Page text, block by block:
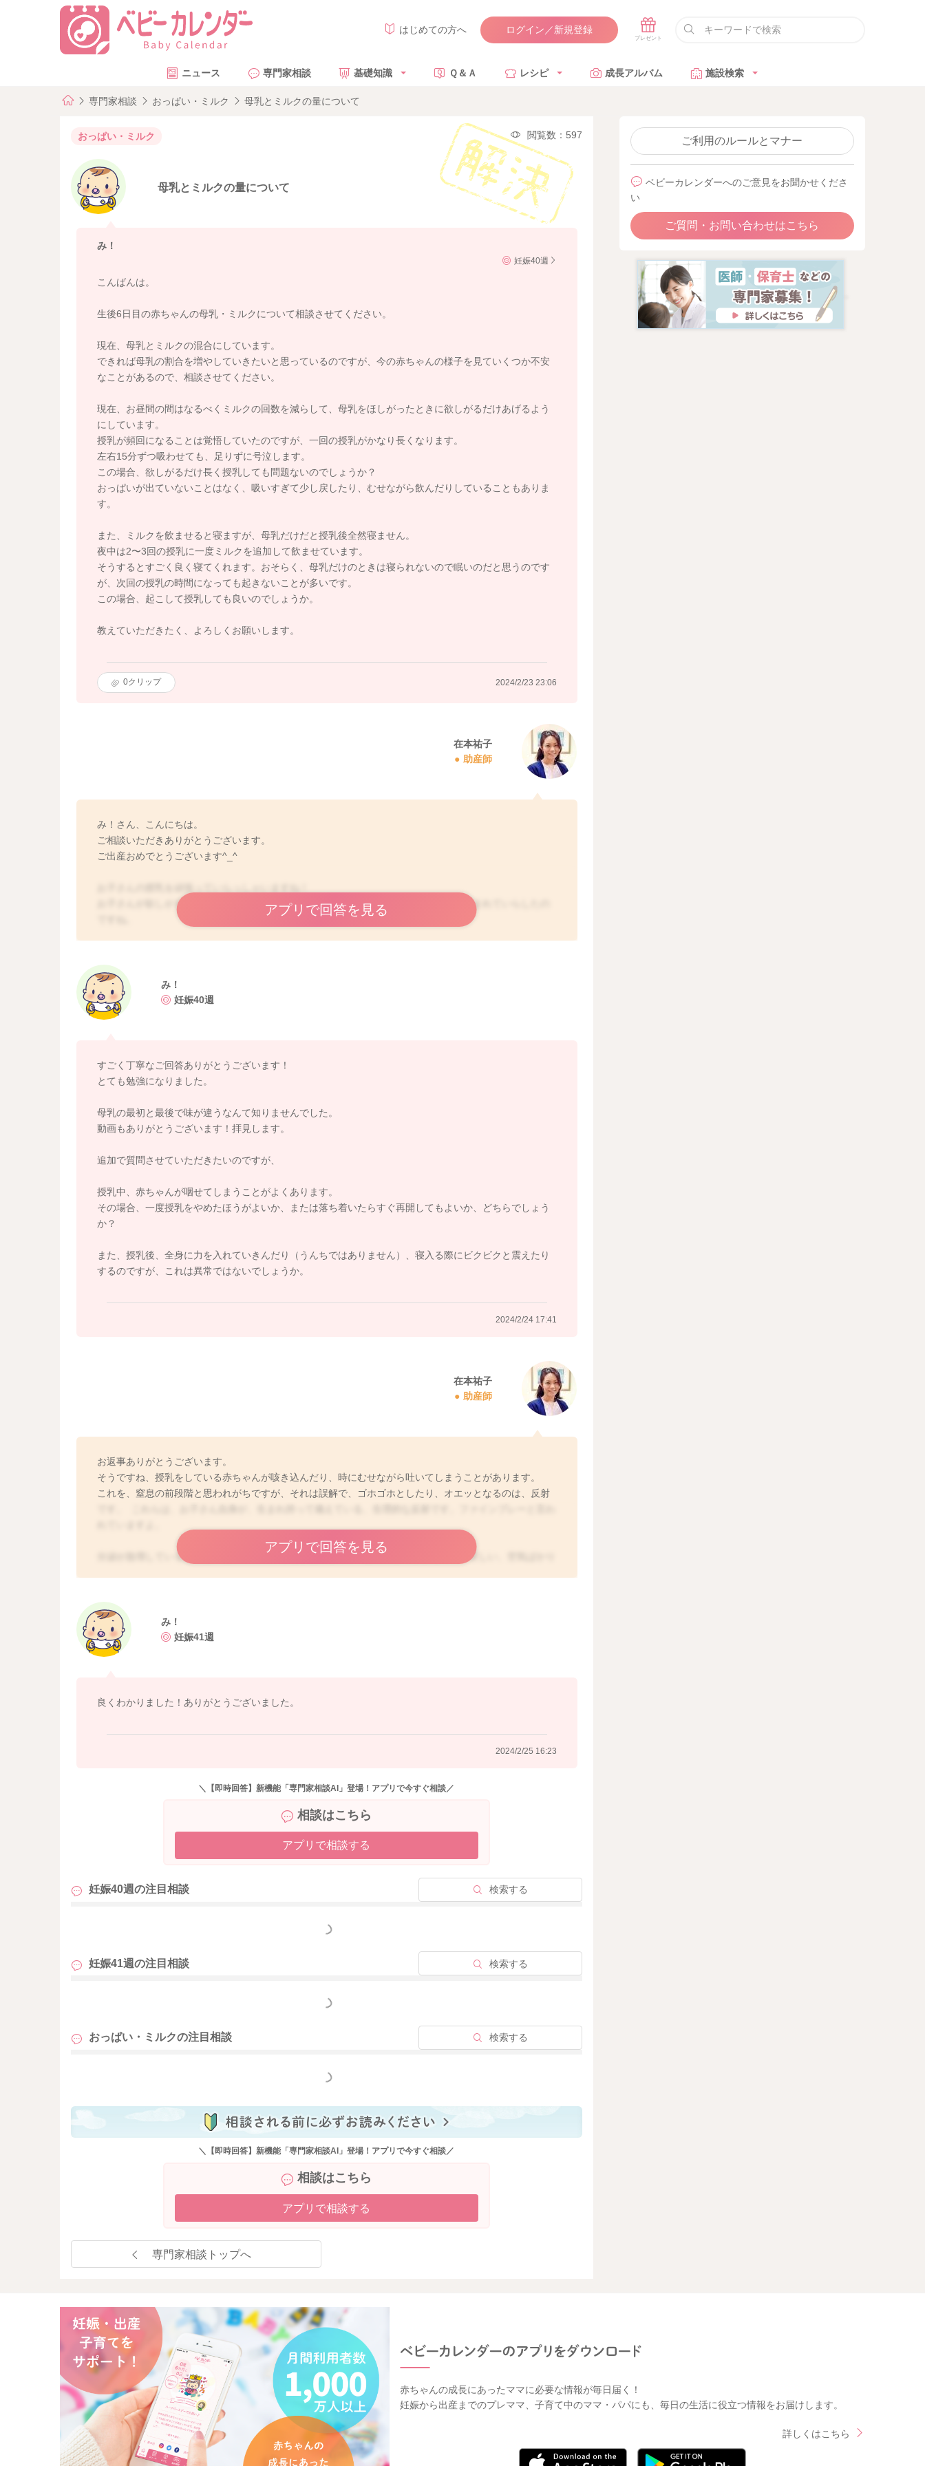
はじめての方へ ログイン／新規登録
ニュース 専門家相談 基礎知識 Ｑ＆Ａ レシピ 成長アルバム 施設検索
専門家相談 おっぱい・ミルク 母乳とミルクの量について
おっぱい・ミルク 閲覧数：597
母乳とミルクの量について
み！
妊娠40週
こんばんは。
生後6日目の赤ちゃんの母乳・ミルクについて相談させてください。
現在、母乳とミルクの混合にしています。
できれば母乳の割合を増やしていきたいと思っているのですが、今の赤ちゃんの様子を見ていくつか不安
なことがあるので、相談させてください。
現在、お昼間の間はなるべくミルクの回数を減らして、母乳をほしがったときに欲しがるだけあげるよう
にしています。
授乳が頻回になることは覚悟していたのですが、一回の授乳がかなり長くなります。
左右15分ずつ吸わせても、足りずに号泣します。
この場合、欲しがるだけ長く授乳しても問題ないのでしょうか？
おっぱいが出ていないことはなく、吸いすぎて少し戻したり、むせながら飲んだりしていることもありま
す。
また、ミルクを飲ませると寝ますが、母乳だけだと授乳後全然寝ません。
夜中は2〜3回の授乳に一度ミルクを追加して飲ませています。
そうするとすごく良く寝てくれます。おそらく、母乳だけのときは寝られないので眠いのだと思うのです
が、次回の授乳の時間になっても起きないことが多いです。
この場合、起こして授乳しても良いのでしょうか。
教えていただきたく、よろしくお願いします。
0クリップ 2024/2/23 23:06
在本祐子
助産師
み！さん、こんにちは。
ご相談いただきありがとうございます。
ご出産おめでとうございます^_^
お子さんが欲しがるだけあげてもよいのか、また授乳間隔や時間をどうしたらよいか悩まれていらしたの
が、母乳育児の場合には、赤ちゃんが欲しがるときに欲しがるだけあげる授乳をして構わないと言われて
います。
そのため、細切れ授乳になるお子さんであれば、乳児期前半では、1日に10回以上の授乳になることも珍し
お子さんは、まだ生まれたばかりですからね、1回に飲む量も少量です。また上手く吸えたか、吸えないか
で、実際に飲んでいる量にかなりムラがあります。仕方ない時期でもありますね。
学的に示されています。
特に1回の授乳で、後半の母乳の方が成分的に脂肪分が多く、赤ちゃんの発育には有用と言われています。
りしていますよ。
1回の授乳で、おっぱいをしっかりと欲しいだけ飲ませてあげるのは、結果的に赤ちゃんを満足させていく
かもしれませんね。
ミルクを足しても、時間で起こす様にしてくださいね！
アプリで回答を見る
み！
妊娠40週
すごく丁寧なご回答ありがとうございます！
とても勉強になりました。
母乳の最初と最後で味が違うなんて知りませんでした。
動画もありがとうございます！拝見します。
追加で質問させていただきたいのですが、
授乳中、赤ちゃんが咽せてしまうことがよくあります。
その場合、一度授乳をやめたほうがよいか、または落ち着いたらすぐ再開してもよいか、どちらでしょう
か？
また、授乳後、全身に力を入れていきんだり（うんちではありません）、寝入る際にビクビクと震えたり
するのですが、これは異常ではないでしょうか。
2024/2/24 17:41
在本祐子
助産師
お返事ありがとうございます。
そうですね、授乳をしている赤ちゃんが咳き込んだり、時にむせながら吐いてしまうことがあります。
これを、窒息の前段階と思われがちですが、それは誤解で、ゴホゴホとしたり、オエッとなるのは、反射
分泌が急増しているおっぱいは飲みにくいことがあります。 溢れ出してしまたって、苦しい、空気ばかり
次にビクビクする感じですが、これに関しては、どの様なものか、直接拝見できません。ご心配がありま
したら、動画撮影をし、医師にご相談をよろしくお願いします。
はっきりしたことをお伝えできず、すみません(＞人＜;)
アプリで回答を見る
み！
妊娠41週
良くわかりました！ありがとうございました。
2024/2/25 16:23
＼【即時回答】新機能「専門家相談AI」登場！アプリで今すぐ相談／
相談はこちら
アプリで相談する
妊娠40週の注目相談 検索する
もっと見る
妊娠41週の注目相談 検索する
もっと見る
おっぱい・ミルクの注目相談 検索する
もっと見る
＼【即時回答】新機能「専門家相談AI」登場！アプリで今すぐ相談／
相談はこちら
アプリで相談する
専門家相談トップへ
ご利用のルールとマナー
ベビーカレンダーへのご意見をお聞かせくださ
い
ご質問・お問い合わせはこちら
赤ちゃんの成長にあったママに必要な情報が毎日届く！
妊娠から出産までのプレママ、子育て中のママ・パパにも、毎日の生活に役立つ情報をお届けします。
詳しくはこちら